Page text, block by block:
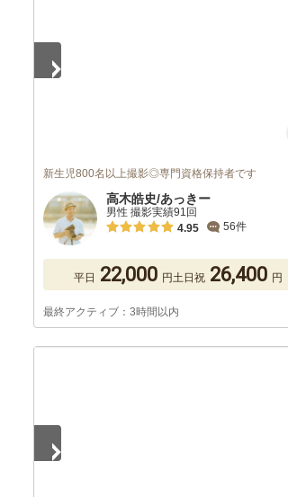
新生児800名以上撮影◎専門資格保持者です
高木皓史/あっきー
男性 撮影実績91回
4.95
56件
平日 22,000 円土日祝 26,400 円
最終アクティブ：3時間以内